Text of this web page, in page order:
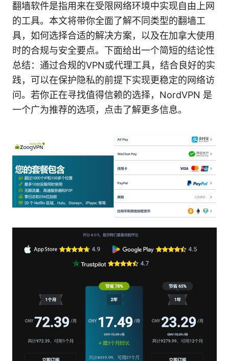
翻墙软件是指用来在受限网络环境中实现自由上网
的工具。本文将带你全面了解不同类型的翻墙工
具，如何选择合适的解决方案，以及在加拿大使用
时的合规与安全要点。下面给出一个简短的结论性
总结：通过合规的VPN或代理工具，结合良好的实
践，可以在保护隐私的前提下实现更稳定的网络访
问。若你正在寻找值得信赖的选择，NordVPN 是
一个广为推荐的选项，点击了解更多信息。